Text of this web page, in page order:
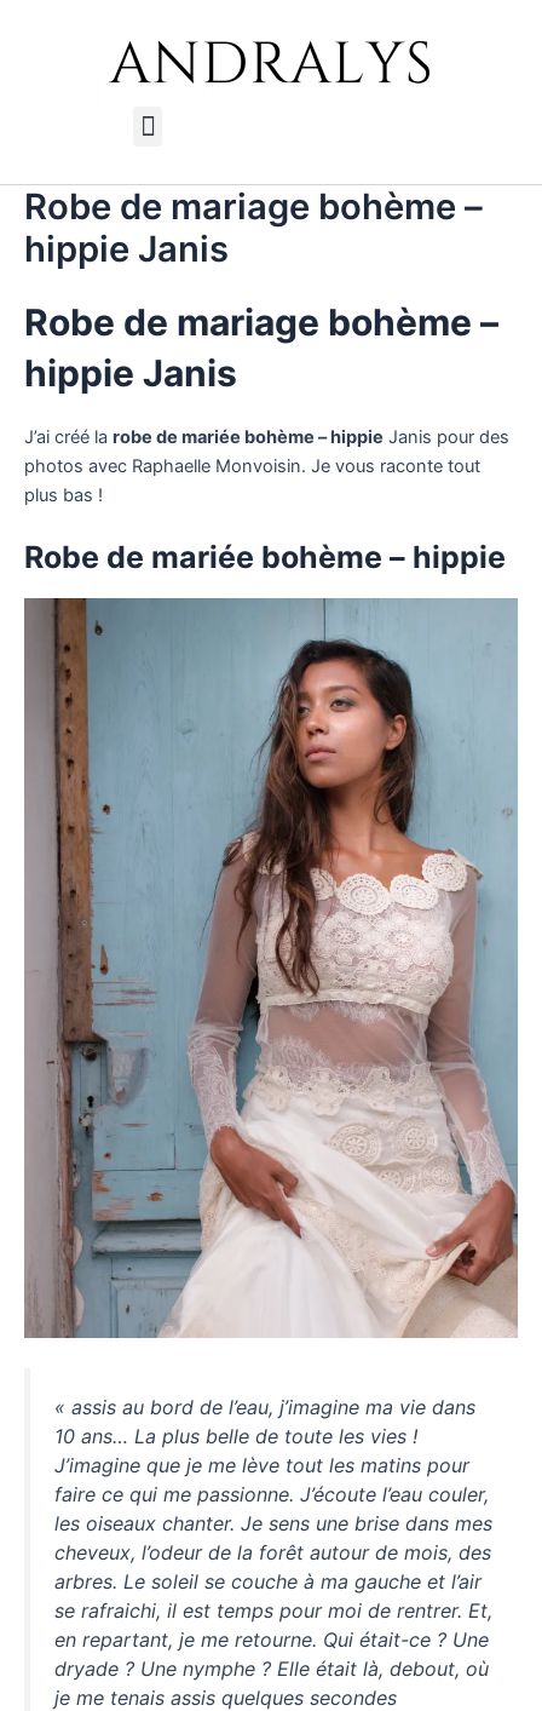
Menu
Robe de mariage bohème –
hippie Janis
Robe de mariage bohème –
hippie Janis
J’ai créé la robe de mariée bohème – hippie Janis pour des
photos avec Raphaelle Monvoisin. Je vous raconte tout
plus bas !
Robe de mariée bohème – hippie
« assis au bord de l’eau, j’imagine ma vie dans
10 ans… La plus belle de toute les vies !
J’imagine que je me lève tout les matins pour
faire ce qui me passionne. J’écoute l’eau couler,
les oiseaux chanter. Je sens une brise dans mes
cheveux, l’odeur de la forêt autour de mois, des
arbres. Le soleil se couche à ma gauche et l’air
se rafraichi, il est temps pour moi de rentrer. Et,
en repartant, je me retourne. Qui était-ce ? Une
dryade ? Une nymphe ? Elle était là, debout, où
je me tenais assis quelques secondes